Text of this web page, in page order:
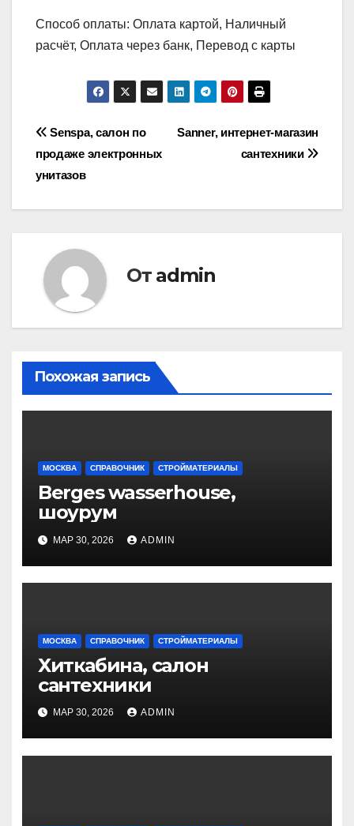
Способ оплаты: Оплата картой, Наличный
расчёт, Оплата через банк, Перевод с карты
Навигация
по
записям
Sanner, интернет-магазин
сантехники
Senspa, салон по
продаже электронных
унитазов
От admin
Похожая запись
МОСКВА СПРАВОЧНИК СТРОЙМАТЕРИАЛЫ
Berges wasserhouse,
шоурум
МАР 30, 2026 ADMIN
МОСКВА СПРАВОЧНИК СТРОЙМАТЕРИАЛЫ
Хиткабина, салон
сантехники
МАР 30, 2026 ADMIN